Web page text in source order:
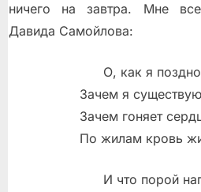
ничего на завтра. Мне
Давида Самойлова:
О, как я поздно
Зачем я
Зачем гоняет
По жилам кровь
И что порой